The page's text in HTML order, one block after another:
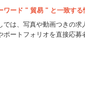
ワード " 貿易 " と一致する
では、写真や動画つきの求
ポートフォリオを直接応募